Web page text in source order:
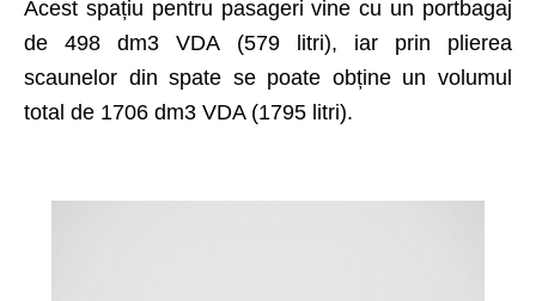
Acest spațiu pentru pasageri vine cu un portbagaj
de 498 dm3 VDA (579 litri), iar prin plierea
scaunelor din spate se poate obține un volumul
total de 1706 dm3 VDA (1795 litri).